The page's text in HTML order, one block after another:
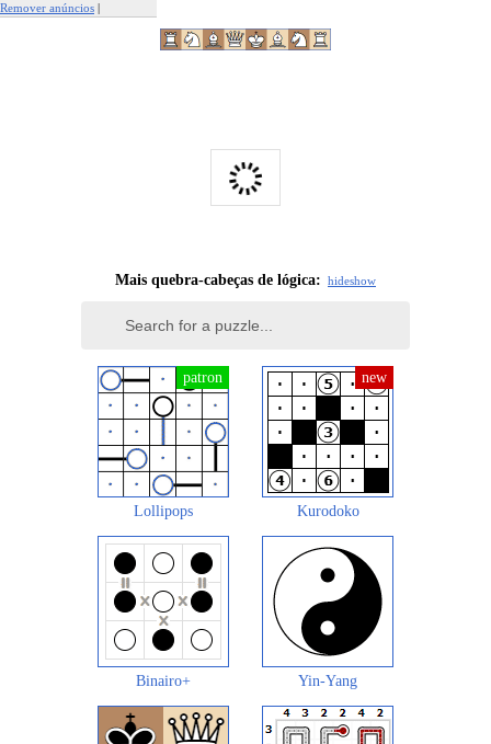
Remover anúncios |
Mais quebra-cabeças de lógica: hideshow
Lollipops Kurodoko
Binairo+ Yin-Yang